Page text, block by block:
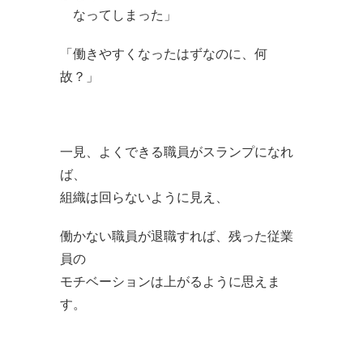
なってしまった」
「働きやすくなったはずなのに、何
故？」
一見、よくできる職員がスランプになれ
ば、
組織は回らないように見え、
働かない職員が退職すれば、残った従業
員の
モチベーションは上がるように思えま
す。